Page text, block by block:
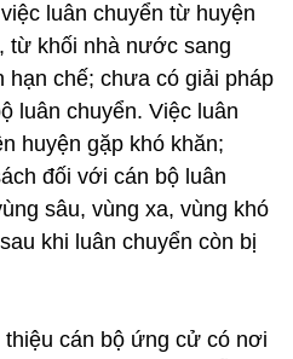
luân chuyển từ huyện
từ khối nhà nước sang
hạn chế; chưa có giải pháp
luân chuyển. Việc luân
huyện gặp khó khăn;
đối với cán bộ luân
sâu, vùng xa, vùng khó
khi luân chuyển còn bị
cán bộ ứng cử có nơi